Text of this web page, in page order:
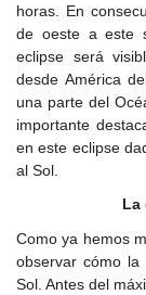
horas. En
de oeste a este
eclipse será
desde América
una parte del
importante
en este eclipse
al Sol.
La
Como ya hemos
observar cómo la
Sol. Antes del